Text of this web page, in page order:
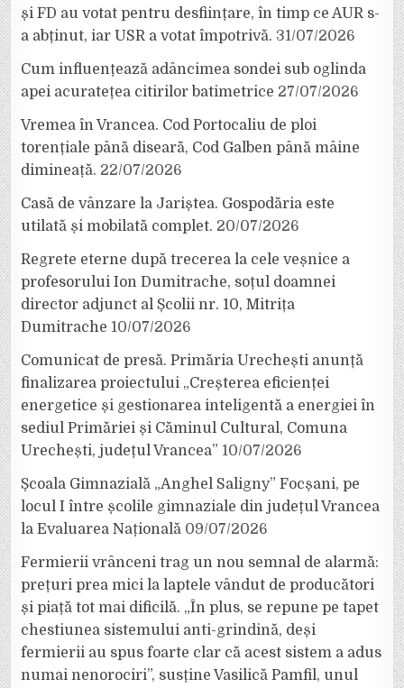
și FD au votat pentru desființare, în timp ce AUR s-
a abținut, iar USR a votat împotrivă. 31/07/2026
Cum influențează adâncimea sondei sub oglinda
apei acuratețea citirilor batimetrice 27/07/2026
Vremea în Vrancea. Cod Portocaliu de ploi
torențiale până diseară, Cod Galben până mâine
dimineață. 22/07/2026
Casă de vânzare la Jariștea. Gospodăria este
utilată și mobilată complet. 20/07/2026
Regrete eterne după trecerea la cele veșnice a
profesorului Ion Dumitrache, soțul doamnei
director adjunct al Școlii nr. 10, Mitrița
Dumitrache 10/07/2026
Comunicat de presă. Primăria Urechești anunță
finalizarea proiectului „Creșterea eficienței
energetice și gestionarea inteligentă a energiei în
sediul Primăriei și Căminul Cultural, Comuna
Urechești, județul Vrancea” 10/07/2026
Școala Gimnazială „Anghel Saligny” Focșani, pe
locul I între școlile gimnaziale din județul Vrancea
la Evaluarea Națională 09/07/2026
Fermierii vrânceni trag un nou semnal de alarmă:
prețuri prea mici la laptele vândut de producători
și piață tot mai dificilă. „În plus, se repune pe tapet
chestiunea sistemului anti-grindină, deși
fermierii au spus foarte clar că acest sistem a adus
numai nenorociri”, susține Vasilică Pamfil, unul